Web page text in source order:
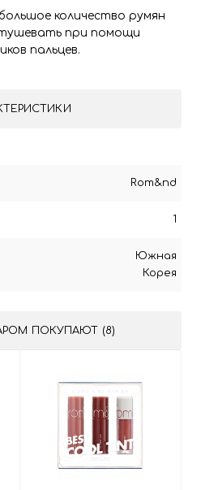
количество румян
при помощи
пальцев.
Rom&nd
1
Южная
Корея
ПОКУПАЮТ (8)